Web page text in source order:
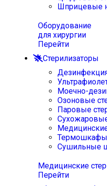
Шприцевые
Оборудование
для хирургии
Перейти
Стерилизаторы
Моечно-
Озоновые
Паровые
Термошкафы
Сушильные
Медицинские
Перейти